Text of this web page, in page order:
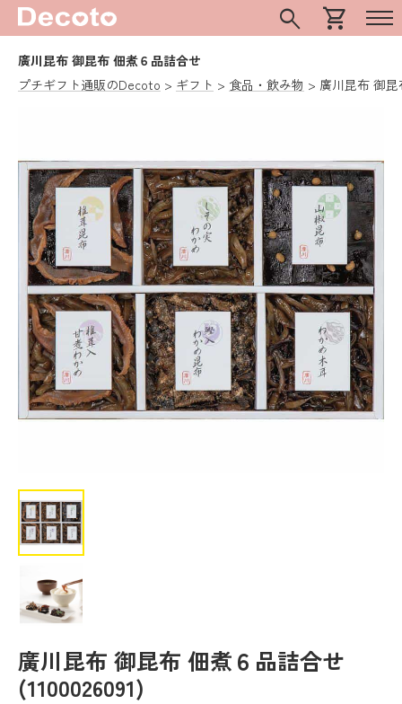
search shopping_cart
廣川昆布 御昆布 佃煮６品詰合せ
プチギフト通販のDecoto
ギフト 食品・飲み物 廣川昆布 御
廣川昆布 御昆布 佃煮６品詰合せ
(1100026091)